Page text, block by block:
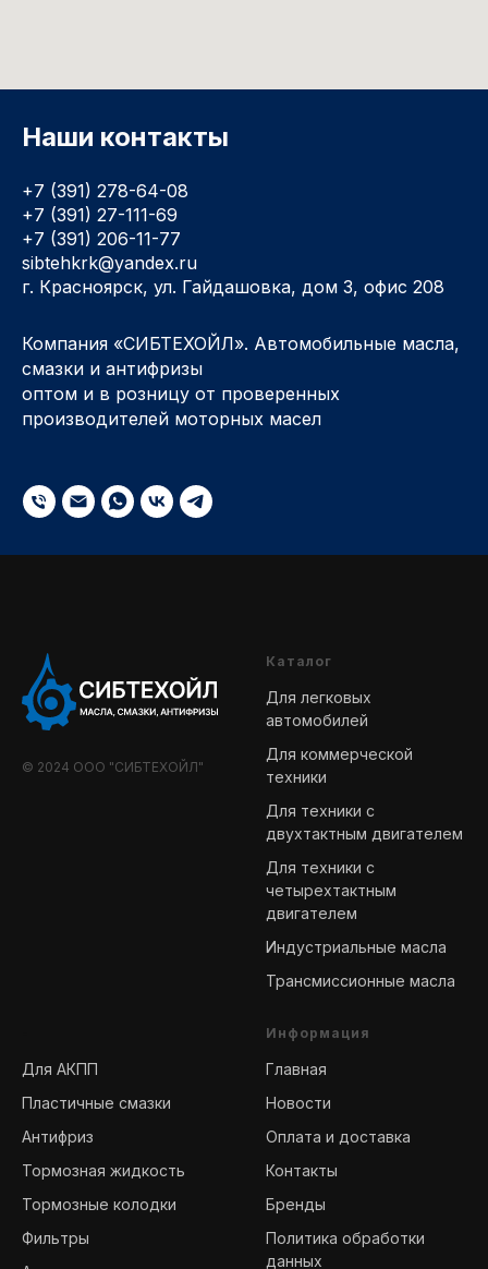
Наши контакты
+7 (391) 278-64-08
+7 (391) 27-111-69
+7 (391) 206-11-77
sibtehkrk@yandex.ru
г. Красноярск, ул. Гайдашовка, дом 3, офис 208
Компания «СИБТЕХОЙЛ». Автомобильные масла,
смазки и антифризы
оптом и в розницу от проверенных
производителей моторных масел
© 2024 ООО "СИБТЕХОЙЛ"
Каталог
Для легковых
автомобилей
Для коммерческой
техники
Для техники с
двухтактным двигателем
Для техники с
четырехтактным
двигателем
Индустриальные масла
Трансмиссионные масла
Для АКПП
Пластичные смазки
Антифриз
Тормозная жидкость
Тормозные колодки
Фильтры
Информация
Главная
Новости
Оплата и доставка
Контакты
Бренды
Политика обработки
данных